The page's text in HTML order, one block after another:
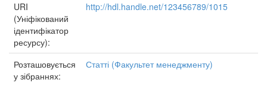
URI
(Уніфікований
ідентифікатор
ресурсу):
http://hdl.handle.net/123456789/1015
Розташовується
у зібраннях:
Статті (Факультет менеджменту)